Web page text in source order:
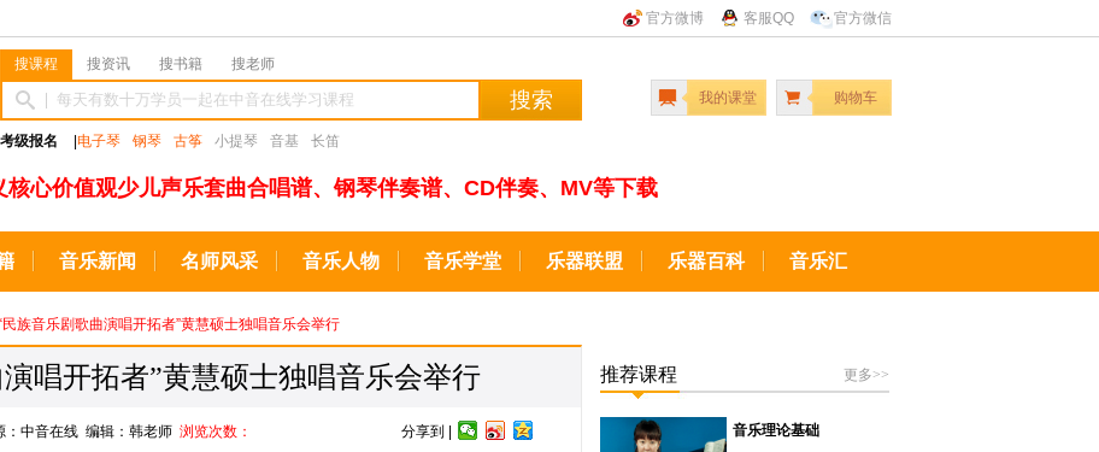
官方微博 客服QQ 官方微信
搜课程 搜资讯 搜书籍 搜老师
搜索
考级报名 电子琴 钢琴 古筝 小提琴 音基 长笛
我的课堂 购物车
核心价值观少儿声乐套曲合唱谱、钢琴伴奏谱、CD伴奏、MV等下载
音乐新闻 名师风采 音乐人物 音乐学堂 乐器联盟 乐器百科 音乐汇
民族音乐剧歌曲演唱开拓者”黄慧硕士独唱音乐会举行
唱开拓者”黄慧硕士独唱音乐会举行
分享到 |
中音在线 编辑：韩老师 浏览次数：
更多>>
推荐课程
音乐理论基础